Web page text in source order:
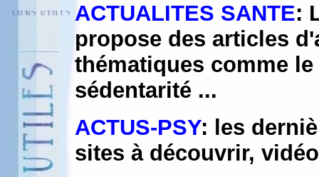
ACTUALITES SANTE:
propose des articles
thématiques comme
sédentarité ...
ACTUS-PSY: les
sites à découvrir,